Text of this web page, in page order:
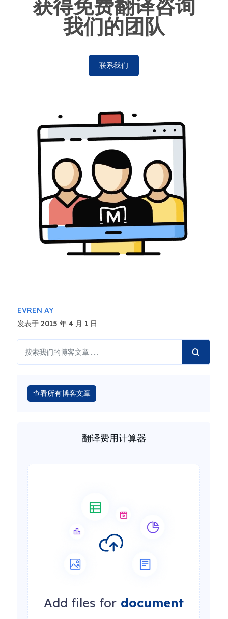
获得免费翻译咨询
我们的团队
联系我们
EVREN AY
发表于 2015 年 4 月 1 日
查看所有博客文章
翻译费用计算器
Add files for document